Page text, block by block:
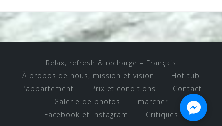
Relax, refresh & recharge – Français
À propos de nous, mission et vision
Hot tub
L’appartement
Prix et conditions
Contact
Galerie de photos
marcher
Facebook et Instagram
Critiques